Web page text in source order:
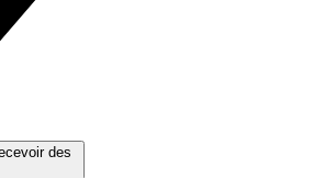
des